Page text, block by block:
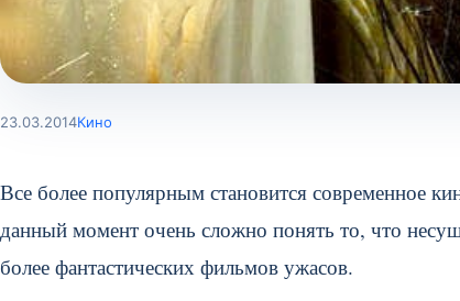
23.03.2014Кино
Все более популярным становится современное
данный момент очень сложно понять то, что
более фантастических фильмов ужасов.